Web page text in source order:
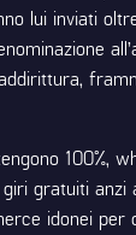
lui inviati
100%,
gratuiti
idonei